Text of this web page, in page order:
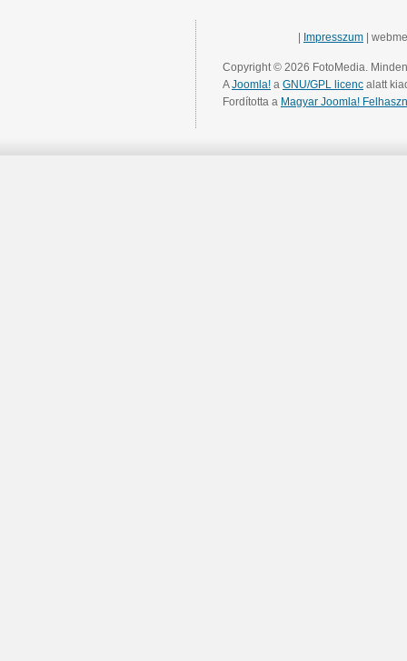
Impresszum |
Copyright © 2026 FotoMedia.
AJoomla! a GNU/GPL licenc alatt
Fordította a Magyar Joomla!